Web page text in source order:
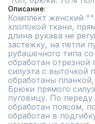
Описание
Комплект женский
хлопокой ткани,
длина рукава не
застежку, на петли
рубашечного типа
обработан отрезной
силуэта с выточкой
обработаны
Брюки прямого
пуговицу. По
обработан поясом,
обработан в